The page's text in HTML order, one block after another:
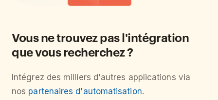
Vous ne trouvez pas l'intégration
que vous recherchez ?
Intégrez des milliers d'autres applications via
nos partenaires d'automatisation.